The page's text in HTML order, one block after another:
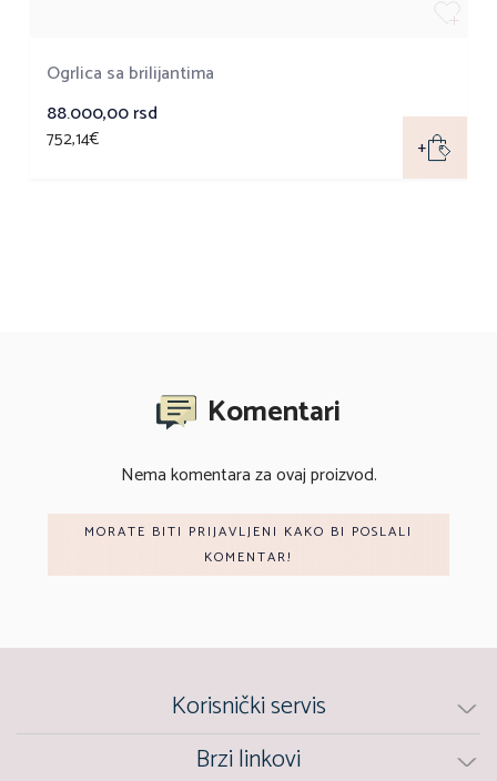
Ogrlica sa brilijantima
88.000,00rsd
752,14€ +
Komentari
Nema komentara za ovaj proizvod.
MORATE BITI PRIJAVLJENI KAKO BI POSLALI
KOMENTAR!
Korisnički servis
Brzi linkovi